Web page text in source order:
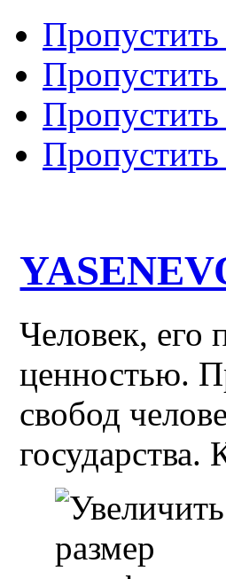
Пропустить
Человек, его
ценностью.
свобод